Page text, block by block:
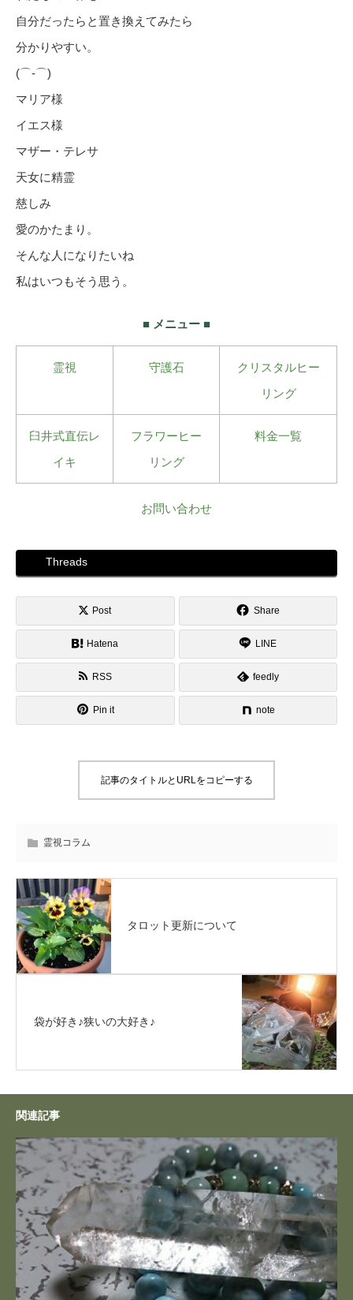
自分だったらと置き換えてみたら
分かりやすい。
(⌒‐⌒)
マリア様
イエス様
マザー・テレサ
天女に精霊
慈しみ
愛のかたまり。
そんな人になりたいね
私はいつもそう思う。
■ メニュー ■
霊視 守護石
クリスタルヒー
リング
臼井式直伝レ
イキ
フラワーヒー
リング
料金一覧
お問い合わせ
Threads
Post Share
Hatena LINE
RSS feedly
Pin it note
記事のタイトルとURLをコピーする
霊視コラム
タロット更新について
袋が好き♪狭いの大好き♪
関連記事